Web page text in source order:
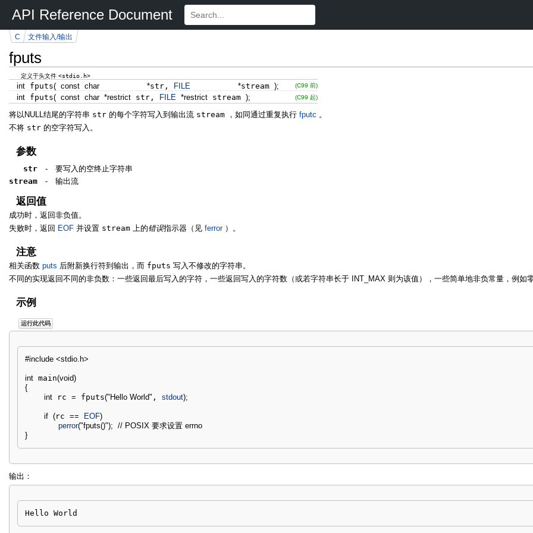
API Reference Document
fputs
C 文件输入/输出
定义于头文件<stdio.h>
intfputs( const char *str, FILE *stream ); (C99 前)
intfputs( const char *restrictstr, FILE *restrictstream ); (C99 起)
将以NULL结尾的字符串 str的每个字符写入到输出流 stream，如同通过重复执行 fputc 。
不将 str的空字符写入。
参数
str -
要写入的空终止字符串
stream
- 输出流
返回值
成功时，返回非负值。
失败时，返回 EOF并设置 stream上的错误指示器（见 ferror）。
注意
相关函数 puts 后附新换行符到输出，而 fputs 写入不修改的字符串。
不同的实现返回不同的非负数：一些返回最后写入的字符，一些返回写入的字符数（或若字符串长于 INT_MAX 则为该值），一些简单地非负常量，例如
示例
运行此代码
#include <stdio.h>
int main(void)
{
int rc = fputs("Hello World" , stdout);
if (rc == EOF)
perror("fputs()");
// POSIX 要求设置 errno
}
输出：
Hello World